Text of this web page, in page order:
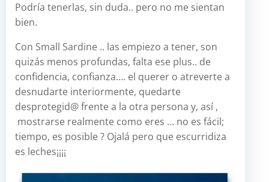
Podría tenerlas, sin duda.. pero no me sientan
bien.
Con Small Sardine .. las empiezo a tener, son
quizás menos profundas, falta ese plus.. de
confidencia, confianza…. el querer o atreverte a
desnudarte interiormente, quedarte
desprotegid@ frente a la otra persona y, así ,
mostrarse realmente como eres … no es fácil;
tiempo, es posible ? Ojalá pero que escurridiza
es leches¡¡¡¡